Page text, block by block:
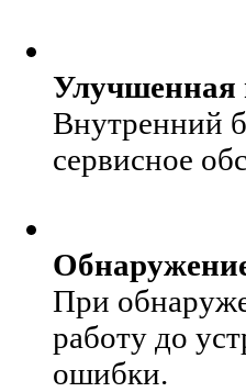
Улучшенная
Внутренний
сервисное
При
работу до
ошибки.